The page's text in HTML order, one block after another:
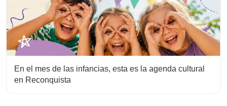
En el mes de las infancias, esta es la agenda cultural
en Reconquista